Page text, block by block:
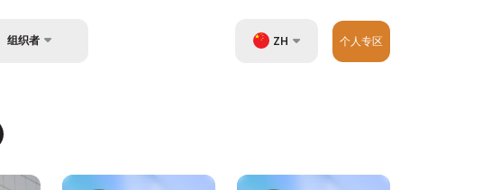
组织者
于主办方
ZH 个人专区